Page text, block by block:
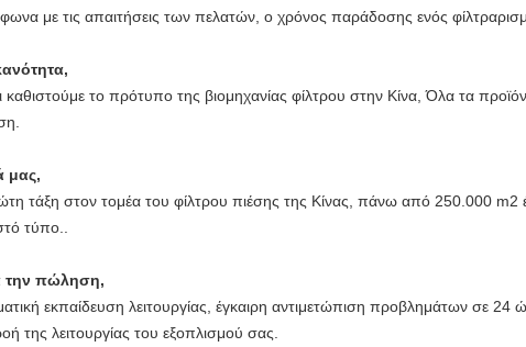
με τις απαιτήσεις των πελατών, ο χρόνος παράδοσης ενός
καθιστούμε το πρότυπο της βιομηχανίας φίλτρου στην Κίνα, Όλα τα
μας,
τάξη στον τομέα του φίλτρου πιέσης της Κίνας, πάνω από 250.000
τύπο..
την πώληση,
εκπαίδευση λειτουργίας, έγκαιρη αντιμετώπιση προβλημάτων σε
της λειτουργίας του εξοπλισμού σας.